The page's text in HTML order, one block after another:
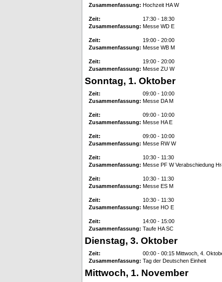
Zusammenfassung: Hochzeit HA W
Zeit:
17:30 - 18:30
Zusammenfassung: Messe WD E
Zeit:
19:00 - 20:00
Zusammenfassung: Messe WB M
Zeit:
19:00 - 20:00
Zusammenfassung: Messe ZU W
Sonntag, 1. Oktober
Zeit:
09:00 - 10:00
Zusammenfassung: Messe DA M
Zeit:
09:00 - 10:00
Zusammenfassung: Messe HA E
Zeit:
09:00 - 10:00
Zusammenfassung: Messe RW W
Zeit:
10:30 - 11:30
Zusammenfassung: Messe PF W Verabschiedung
Zeit:
10:30 - 11:30
Zusammenfassung: Messe ES M
Zeit:
10:30 - 11:30
Zusammenfassung: Messe HO E
Zeit:
14:00 - 15:00
Zusammenfassung: Taufe HA SC
Dienstag, 3. Oktober
Zeit:
00:00 - 00:15 Mittwoch, 4.
Zusammenfassung: Tag der Deutschen Einheit
Mittwoch, 1. November